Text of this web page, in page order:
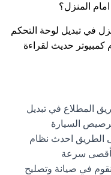
المنزل؟
في تبديل لوحة التحكم
كمبيوتر حديث لقراءة
المطلاع في تبديل
السيارة
الطريق احدث نظام
في صيانة وتصليح